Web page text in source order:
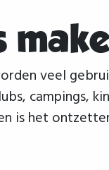
veel
campings,
is het